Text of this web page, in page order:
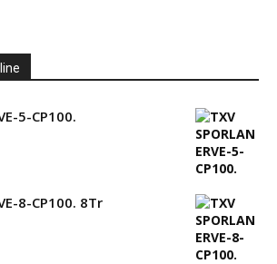
5-CP100.
8-CP100. 8Tr